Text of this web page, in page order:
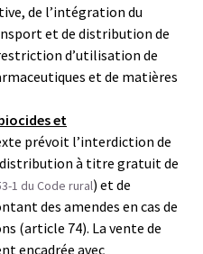
de l’intégration du
et de distribution de
d’utilisation de
et de matières
et
prévoit l’interdiction de
à titre gratuit de
1 du Code rural) et de
des amendes en cas de
(article 74). La vente de
encadrée avec